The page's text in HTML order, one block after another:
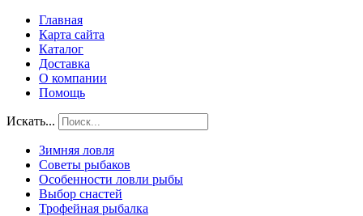
Главная
Карта сайта
Каталог
Доставка
О компании
Помощь
Искать...
Зимняя ловля
Советы рыбаков
Особенности ловли рыбы
Выбор снастей
Трофейная рыбалка